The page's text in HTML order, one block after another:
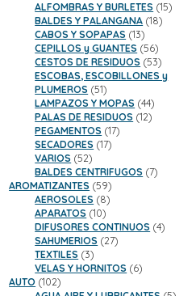
productos
ALFOMBRAS Y BURLETES 1515
BALDES Y PALANGANA 1818
CABOS Y SOPAPAS 1313
productos
CEPILLOS y GUANTES 5656
productos
CESTOS DE RESIDUOS 5353
productos
ESCOBAS, ESCOBILLONES y
PLUMEROS 5151
productos
LAMPAZOS Y MOPAS 4444
productos
PALAS DE RESIDUOS 1212
PEGAMENTOS 1717
SECADORES 1717
VARIOS 5252
productos
BALDES CENTRIFUGOS 77
AROMATIZANTES 5959
productos
AEROSOLES 88
APARATOS 1010
productos
DIFUSORES CONTINUOS 44
SAHUMERIOS 2727
TEXTILES 33
productos
VELAS Y HORNITOS 66
AUTO 102102